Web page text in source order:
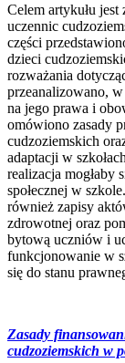
Celem artykułu
uczennic
części
dzieci
rozważania
przeanalizowano, w
na jego prawa i
omówiono zasady
cudzoziemskich
adaptacji w
realizacja mogłaby
społecznej w
również zapisy
zdrowotnej oraz
bytową uczniów i
funkcjonowanie w
się do stanu
Zasady
cudzoziemskich w